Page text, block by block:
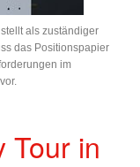
als zuständiger
das Positionspapier
im
Tour in